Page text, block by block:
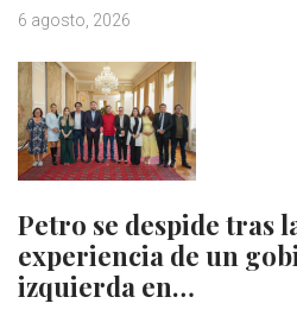
6 agosto, 2026
Petro se despide tras
experiencia de un
izquierda en…